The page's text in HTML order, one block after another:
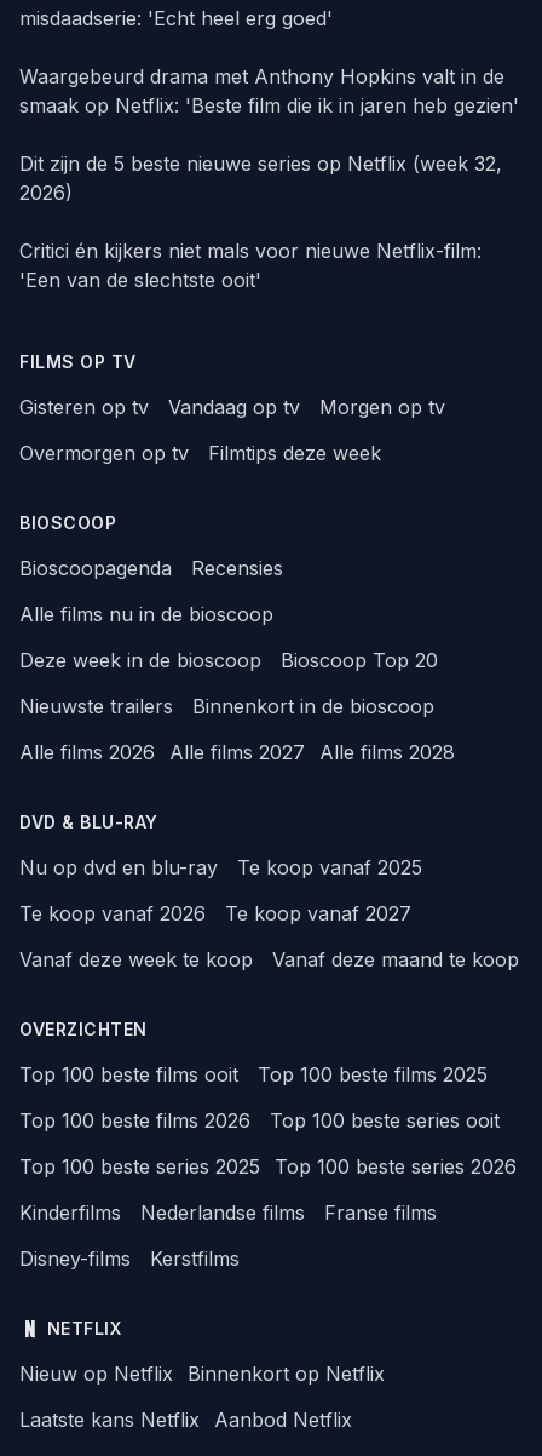
misdaadserie: 'Echt heel erg goed'
Waargebeurd drama met Anthony Hopkins valt in de
smaak op Netflix: 'Beste film die ik in jaren heb gezien'
Dit zijn de 5 beste nieuwe series op Netflix (week 32,
2026)
Critici én kijkers niet mals voor nieuwe Netflix-film:
'Een van de slechtste ooit'
FILMS OP TV
Gisteren op tv Vandaag op tv
Morgen op tv
Overmorgen op tv
Filmtips deze week
BIOSCOOP
Bioscoopagenda
Recensies
Alle films nu in de bioscoop
Deze week in de bioscoop
Bioscoop Top 20
Nieuwste trailers
Binnenkort in de bioscoop
Alle films 2026
Alle films 2027 Alle films 2028
DVD & BLU-RAY
Nu op dvd en blu-ray
Te koop vanaf 2025
Te koop vanaf 2026
Te koop vanaf 2027
Vanaf deze week te koop
Vanaf deze maand te koop
OVERZICHTEN
Top 100 beste films ooit
Top 100 beste films 2025
Top 100 beste films 2026
Top 100 beste series ooit
Top 100 beste series 2025
Top 100 beste series 2026
Kinderfilms
Nederlandse films
Franse films
Disney-films
Kerstfilms
NETFLIX
Nieuw op Netflix
Binnenkort op Netflix
Laatste kans Netflix
Aanbod Netflix